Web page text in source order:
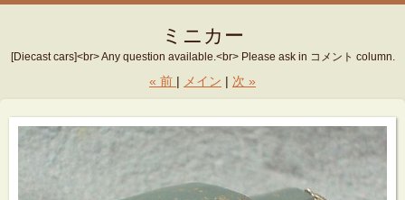
ミニカー
[Diecast cars]<br> Any question available.<br> Please ask in コメント column.
« 前 メイン 次 »